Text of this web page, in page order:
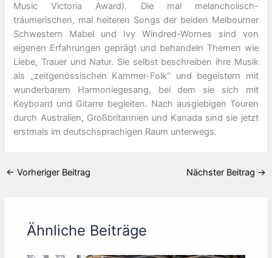
Music Victoria Award). Die mal melancholisch-
träumerischen, mal heiteren Songs der beiden Melbourner
Schwestern Mabel und Ivy Windred-Wornes sind von
eigenen Erfahrungen geprägt und behandeln Themen wie
Liebe, Trauer und Natur. Sie selbst beschreiben ihre Musik
als „zeitgenössischen Kammer-Folk“ und begeistern mit
wunderbarem Harmoniegesang, bei dem sie sich mit
Keyboard und Gitarre begleiten. Nach ausgiebigen Touren
durch Australien, Großbritannien und Kanada sind sie jetzt
erstmals im deutschsprachigen Raum unterwegs.
← Vorheriger Beitrag Nächster Beitrag →
Ähnliche Beiträge